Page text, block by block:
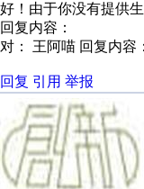
好！由于你没有提供
回复内容：
对： 王阿喵 回复内容
回复 引用 举报